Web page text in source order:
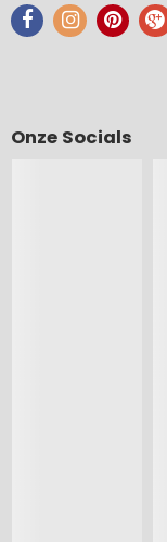
Onze Socials